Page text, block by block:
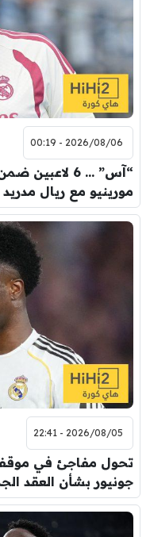
2026/08/06 - 00:19
“آس” … 6
مورينيو مع ريال مدريد
2026/08/05 - 22:41
تحول مفاجئ في
جونيور بشأن العقد